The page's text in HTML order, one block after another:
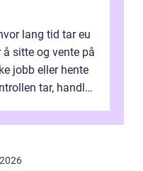
lang tid tar eu
sitte og vente på
jobb eller hente
tar, handler